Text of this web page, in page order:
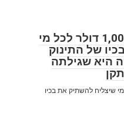
מיליונר הבטיח 1,000,000 דולר לכל מי
של התינוק
היא שגילתה
דולר לכל מי שיצליח להשתיק את בכיו